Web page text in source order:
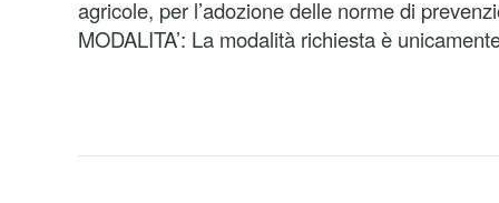
agricole, per l’adozione delle norme di
MODALITA’: La modalità richiesta è